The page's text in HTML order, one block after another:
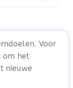
Voor
om het
nieuwe